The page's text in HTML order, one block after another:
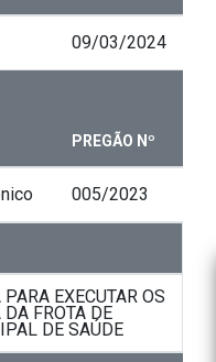
09/03/2024
PREGÃO Nº
005/2023
EXECUTAR OS
FROTA DE
DE SAÚDE